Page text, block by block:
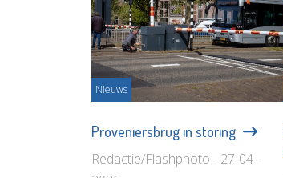
Nieuws
Proveniersbrug in storing
Redactie/Flashphoto - 27-04-